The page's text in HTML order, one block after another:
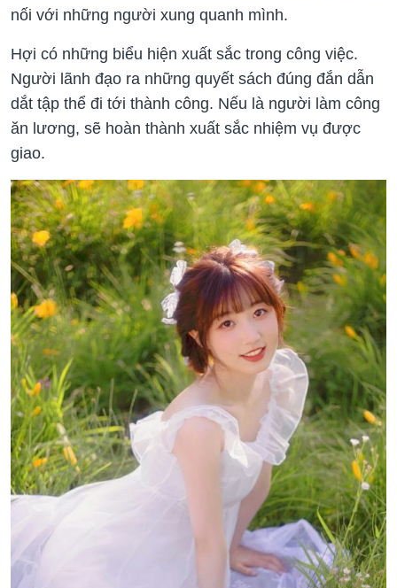
nối với những người xung quanh mình.
Hợi có những biểu hiện xuất sắc trong công việc.
Người lãnh đạo ra những quyết sách đúng đắn dẫn
dắt tập thể đi tới thành công. Nếu là người làm công
ăn lương, sẽ hoàn thành xuất sắc nhiệm vụ được
giao.